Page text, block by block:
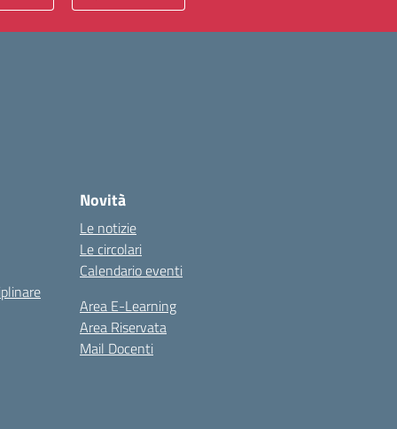
Novità
Le notizie
Le circolari
Calendario eventi
Area E-Learning
Area Riservata
Mail Docenti